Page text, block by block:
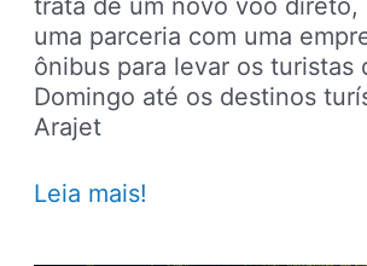
uma parceria com uma
ônibus para levar os turistas
Domingo até os destinos
Arajet
Low
Leia mais!